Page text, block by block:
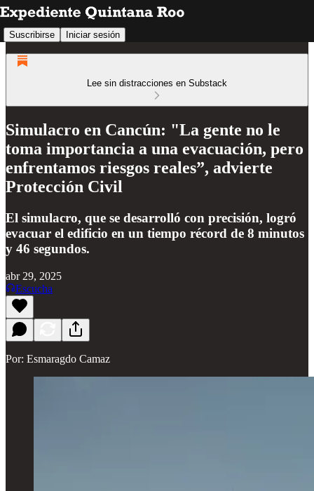
Suscribirse Iniciar sesión
Lee sin distracciones en Substack
Simulacro en Cancún: "La gente no le
toma importancia a una evacuación, pero
enfrentamos riesgos reales”, advierte
Protección Civil
El simulacro, que se desarrolló con precisión, logró
evacuar el edificio en un tiempo récord de 8 minutos
y 46 segundos.
abr 29, 2025
Escucha
Por: Esmaragdo Camaz